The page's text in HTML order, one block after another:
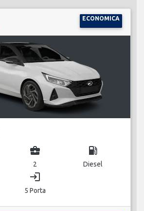
ECONOMICA
business_center
2
local_gas_station
Diesel
login
5 Porta